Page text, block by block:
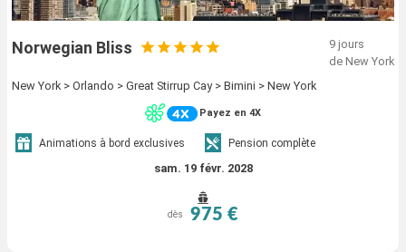
Norwegian Bliss
9 jours
de New York
New York > Orlando > Great Stirrup Cay > Bimini > New York
Payez en 4X
Animations à bord exclusives Pension complète
sam. 19 févr. 2028
dès 975 €